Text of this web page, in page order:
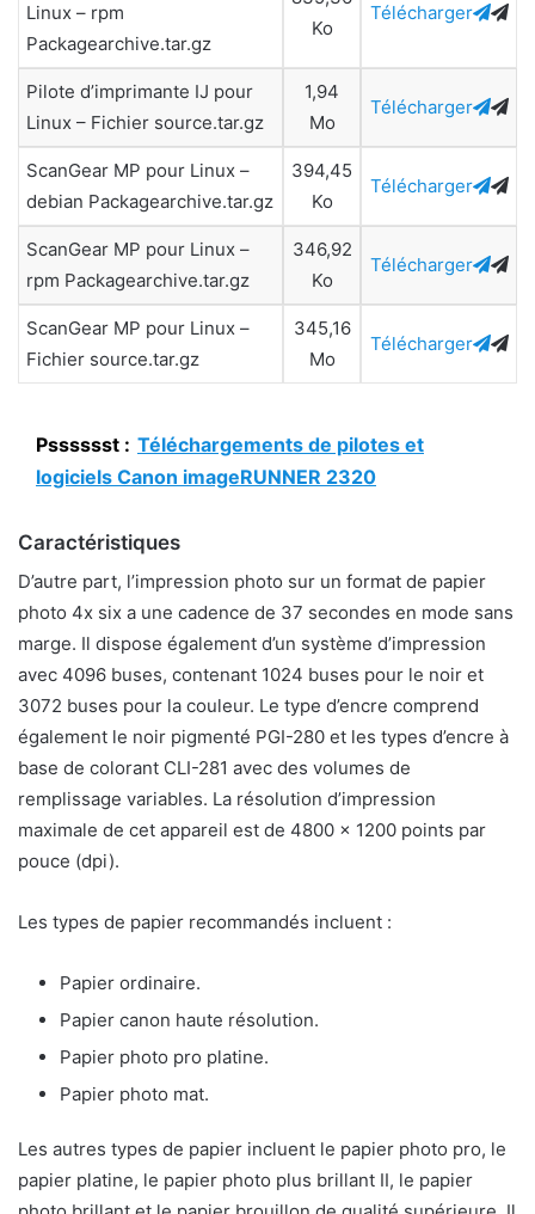
Linux – rpm
Packagearchive.tar.gz
Ko
Télécharger
Pilote d’imprimante IJ pour
Linux – Fichier source.tar.gz
1,94
Mo
Télécharger
ScanGear MP pour Linux –
debian Packagearchive.tar.gz
394,45
Ko
Télécharger
ScanGear MP pour Linux –
rpm Packagearchive.tar.gz
346,92
Ko
Télécharger
ScanGear MP pour Linux –
Fichier source.tar.gz
345,16
Mo
Télécharger
Psssssst : Téléchargements de pilotes et
logiciels Canon imageRUNNER 2320
Caractéristiques
D’autre part, l’impression photo sur un format de papier
photo 4x six a une cadence de 37 secondes en mode sans
marge. Il dispose également d’un système d’impression
avec 4096 buses, contenant 1024 buses pour le noir et
3072 buses pour la couleur. Le type d’encre comprend
également le noir pigmenté PGI-280 et les types d’encre à
base de colorant CLI-281 avec des volumes de
remplissage variables. La résolution d’impression
maximale de cet appareil est de 4800 x 1200 points par
pouce (dpi).
Les types de papier recommandés incluent :
Papier ordinaire.
Papier canon haute résolution.
Papier photo pro platine.
Papier photo mat.
Les autres types de papier incluent le papier photo pro, le
papier platine, le papier photo plus brillant II, le papier